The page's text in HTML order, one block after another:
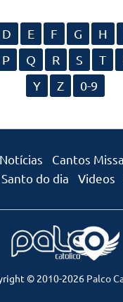
D E F G H
P Q R S T
Y
Z 0-9
Notícias Cantos Missa
Santo do dia Videos
© 2010-2026 Palco